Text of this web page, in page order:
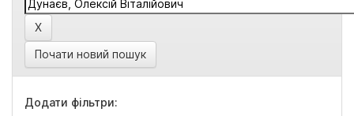
Почати новий пошук
Додати фільтри: